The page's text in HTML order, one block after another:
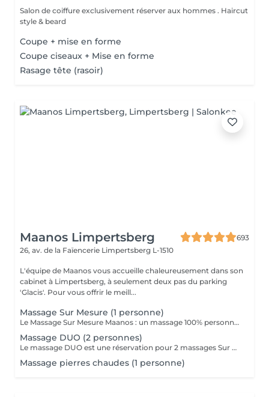
Salon de coiffure exclusivement réserver aux hommes . Haircut
style & beard
Coupe + mise en forme
Coupe ciseaux + Mise en forme
Rasage tête (rasoir)
Maanos Limpertsberg
693
26, av. de la Faïencerie Limpertsberg L-1510
L'équipe de Maanos vous accueille chaleureusement dans son
cabinet à Limpertsberg, à seulement deux pas du parking
'Glacis'. Pour vous offrir le meill...
Massage Sur Mesure (1 personne)
Le Massage Sur Mesure Maanos : un massage 100% personnalisé en fonction de vos besoins et de vos envies !
Massage DUO (2 personnes)
Le massage DUO est une réservation pour 2 massages Sur Mesure, en même temps dans la même cabine. Les 2 personnes pourront personnaliser leurs massages en fonction de leurs envies. Possibilité de demander 2 cabines séparées en arrivant sur place.
Massage pierres chaudes (1 personne)